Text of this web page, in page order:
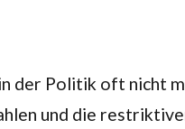
der Politik oft nicht
und die